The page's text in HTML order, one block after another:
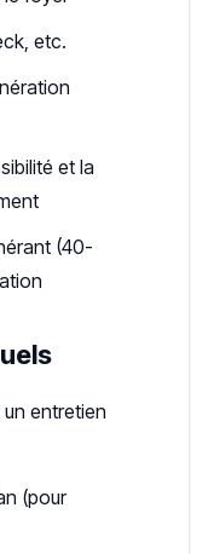
etc.
et la
(40-
entretien
(pour